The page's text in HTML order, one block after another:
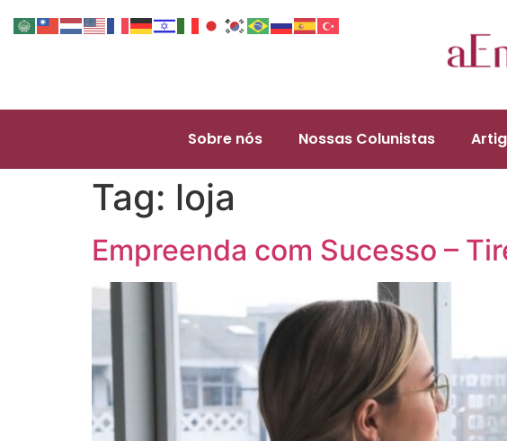
Sobre nós Nossas Colunistas
Tag: loja
Empreenda com Sucesso –